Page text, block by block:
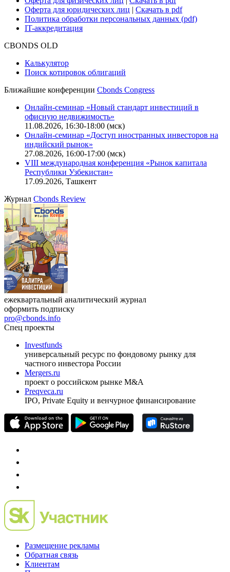
Руководство пользователя сайта
Функциональные характеристики сайта|Скачать в pdf
Описание процессов жизненного цикла сайта
Оферта для физических лиц
Оферта для юридических лиц
IT-аккредитация
Поиск котировок облигаций
Ближайшие конференцииCbonds Congress
Онлайн-семинар «Новый стандарт инвестиций в
офисную недвижимость»
11.08.2026, 16:30-18:00 (мск)
Онлайн-семинар «Доступ иностранных инвесторов на
индийский рынок»
VIII международная конференция «Рынок капитала
Республики Узбекистан»
17.09.2026, Ташкент
ЖурналCbonds Review
ежеквартальный аналитический журнал
оформить подписку
pro@cbonds.info
Спец проекты
Investfunds
универсальный ресурс по фондовому рынку для
частного инвестора России
проект о российском рынке M&A
Preqveca.ru